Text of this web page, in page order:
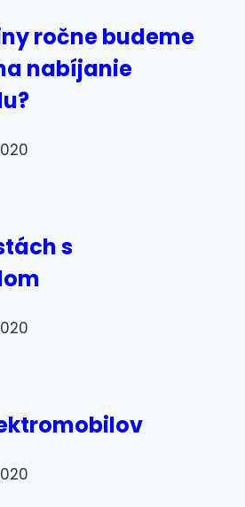
ročne budeme
nabíjanie
s